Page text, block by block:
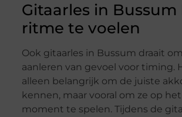
Gitaarles in
ritme te voelen
Ook gitaarles in Bussum draait
aanleren van gevoel voor timing.
alleen belangrijk om de juiste
kennen, maar vooral om ze op
moment te spelen. Tijdens de